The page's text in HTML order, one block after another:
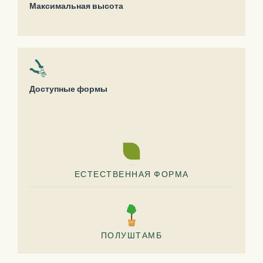
Максимальная высота
Доступные формы
ЕСТЕСТВЕННАЯ ФОРМА
ПОЛУШТАМБ